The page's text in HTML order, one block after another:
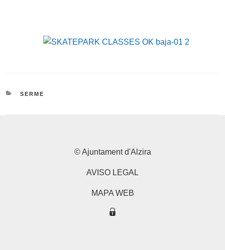
CATEGORIES
SERME
© Ajuntament d'Alzira
AVISO LEGAL
MAPA WEB